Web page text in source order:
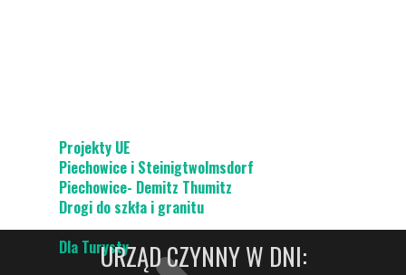
Projekty UE
Piechowice i Steinigtwolmsdorf
Piechowice- Demitz Thumitz
Drogi do szkła i granitu
Dla TurystyURZĄD CZYNNY W DNI: